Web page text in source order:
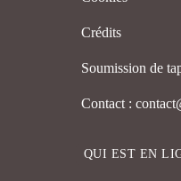
Crédits
Soumission de
Contact :
QUI EST EN